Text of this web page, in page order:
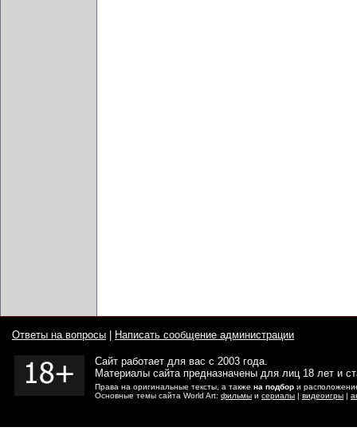
Ответы на вопросы Написать сообщение администрации
Сайт работает для вас с 2003 года.
Материалы сайта предназначены для лиц 18 лет и
Права на оригинальные тексты, а также на подбор и
Основные темы сайта World Art: фильмы и сериалы | видеоигры |